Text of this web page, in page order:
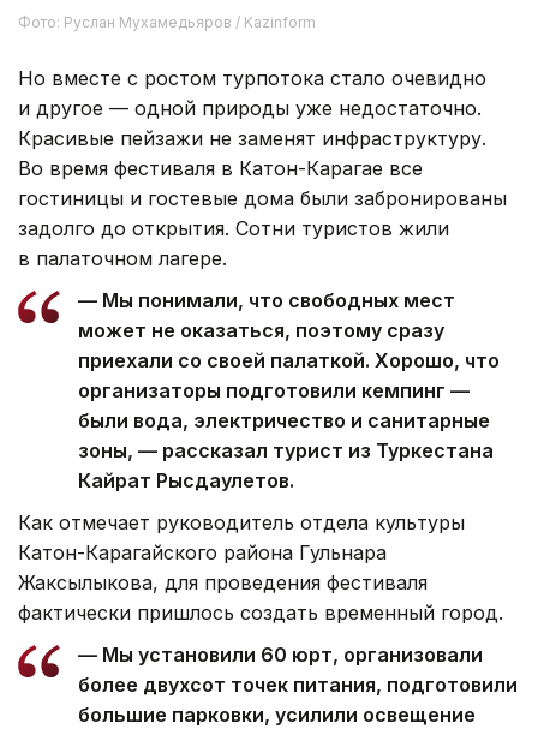
Фото: Руслан Мухамедьяров / Kazinform
Но вместе с ростом турпотока стало очевидно
и другое — одной природы уже недостаточно.
Красивые пейзажи не заменят инфраструктуру.
Во время фестиваля в Катон-Карагае все
гостиницы и гостевые дома были забронированы
задолго до открытия. Сотни туристов жили
в палаточном лагере.
— Мы понимали, что свободных мест
может не оказаться, поэтому сразу
приехали со своей палаткой. Хорошо, что
организаторы подготовили кемпинг —
были вода, электричество и санитарные
зоны, — рассказал турист из Туркестана
Кайрат Рысдаулетов.
Как отмечает руководитель отдела культуры
Катон-Карагайского района Гульнара
Жаксылыкова, для проведения фестиваля
фактически пришлось создать временный город.
— Мы установили 60 юрт, организовали
более двухсот точек питания, подготовили
большие парковки, усилили освещение